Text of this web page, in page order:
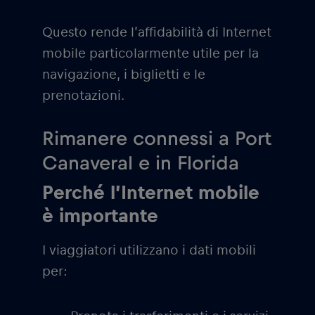
Questo rende l’affidabilità di Internet
mobile particolarmente utile per la
navigazione, i biglietti e le
prenotazioni.
Rimanere connessi a Port
Canaveral e in Florida
Perché l’Internet mobile
è importante
I viaggiatori utilizzano i dati mobili
per: